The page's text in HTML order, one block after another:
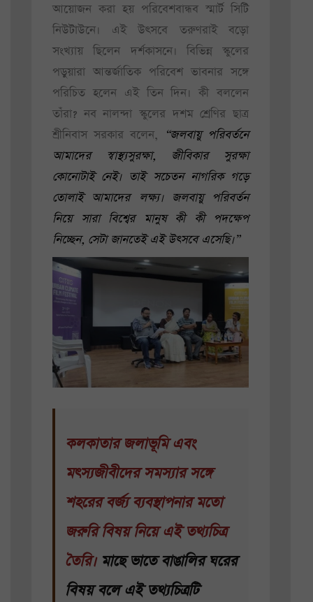
আয়োজন করা হয় পরিবেশবান্ধব স্মার্ট সিটি
নিউটাউনে। এই উৎসবে তরুণরাই বড়ো
সংখ্যায় ছিলেন দর্শকাসনে। বিভিন্ন স্কুলের
পড়ুয়ারা আন্তর্জাতিক পরিবেশ ভাবনার সঙ্গে
পরিচিত হলেন এই তিন দিন। কী বললেন
তাঁরা? নব নালন্দা স্কুলের দশম শ্রেণির ছাত্র
শ্রীনিবাস সরকার বলেন, “জলবায়ু পরিবর্তনে
আমাদের স্বাস্থ্যসুরক্ষা, জীবিকার সুরক্ষা
কোনোটাই নেই। তাই সচেতন নাগরিক গড়ে
তোলাই আমাদের লক্ষ্য। জলবায়ু পরিবর্তন
নিয়ে সারা বিশ্বের মানুষ কী কী পদক্ষেপ
নিচ্ছেন, সেটা জানতেই এই উৎসবে এসেছি।”
কলকাতার জলাভূমি এবং
মৎস্যজীবীদের সমস্যার সঙ্গে
শহরের বর্জ্য ব্যবস্থাপনার মতো
জরুরি বিষয় নিয়ে এই তথ্যচিত্র
তৈরি।মাছে ভাতে বাঙালির ঘরের
বিষয় বলে এই তথ্যচিত্রটি